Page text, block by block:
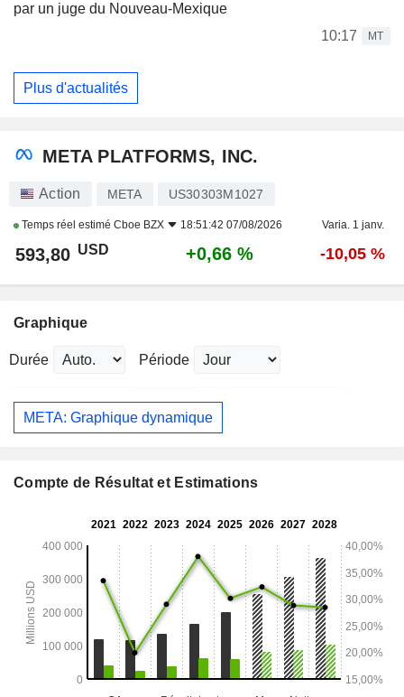
par un juge du Nouveau-Mexique
10:17
MT
Plus d'actualités
META PLATFORMS, INC.
Action META US30303M1027
Temps réel estimé Cboe BZX 18:51:42 07/08/2026 Varia. 1 janv.
593,80 USD +0,66 % -10,05 %
Graphique
Durée Période
META: Graphique dynamique
Compte de Résultat et Estimations